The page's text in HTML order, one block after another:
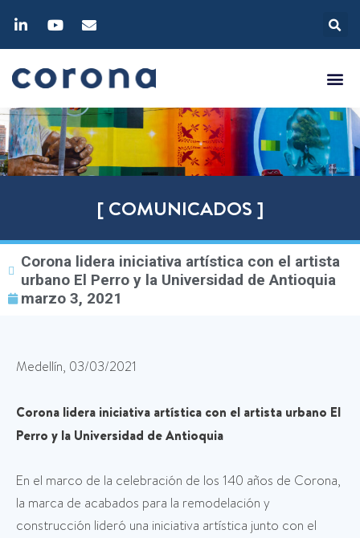
[ COMUNICADOS ]
Corona lidera iniciativa artística con el artista
urbano El Perro y la Universidad de Antioquia
marzo 3, 2021
Medellín, 03/03/2021
Corona lidera iniciativa artística con el artista urbano El
Perro y la Universidad de Antioquia
En el marco de la celebración de los 140 años de Corona,
la marca de acabados para la remodelación y
construcción lideró una iniciativa artística junto con el